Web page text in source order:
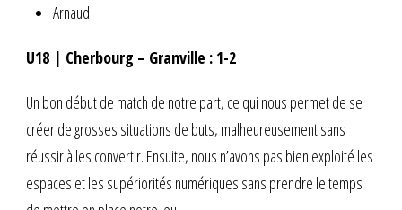
Arnaud
U18 | Cherbourg – Granville : 1-2
Un bon début de match de notre part, ce qui nous permet de se
créer de grosses situations de buts, malheureusement sans
réussir à les convertir. Ensuite, nous n’avons pas bien exploité les
espaces et les supériorités numériques sans prendre le temps